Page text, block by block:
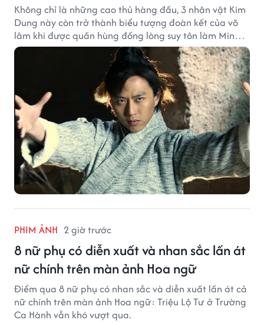
Không chỉ là những cao thủ hàng đầu, 3 nhân vật Kim
Dung này còn trở thành biểu tượng đoàn kết của võ
lâm khi được quần hùng đồng lòng suy tôn làm Minh
chủ.
PHIM ẢNH 2 giờ trước
8 nữ phụ có diễn xuất và nhan sắc lấn át
nữ chính trên màn ảnh Hoa ngữ
Điểm qua 8 nữ phụ có nhan sắc và diễn xuất lấn át cả
nữ chính trên màn ảnh Hoa ngữ: Triệu Lộ Tư ở Trường
Ca Hành vẫn khó vượt qua.